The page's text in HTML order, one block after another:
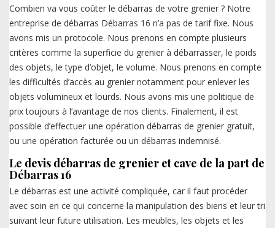
Combien va vous coûter le débarras de votre grenier ? Notre
entreprise de débarras Débarras 16 n’a pas de tarif fixe. Nous
avons mis un protocole. Nous prenons en compte plusieurs
critères comme la superficie du grenier à débarrasser, le poids
des objets, le type d’objet, le volume. Nous prenons en compte
les difficultés d’accès au grenier notamment pour enlever les
objets volumineux et lourds. Nous avons mis une politique de
prix toujours à l’avantage de nos clients. Finalement, il est
possible d’effectuer une opération débarras de grenier gratuit,
ou une opération facturée ou un débarras indemnisé.
Le devis débarras de grenier et cave de la part de
Débarras 16
Le débarras est une activité compliquée, car il faut procéder
avec soin en ce qui concerne la manipulation des biens et leur tri
suivant leur future utilisation. Les meubles, les objets et les